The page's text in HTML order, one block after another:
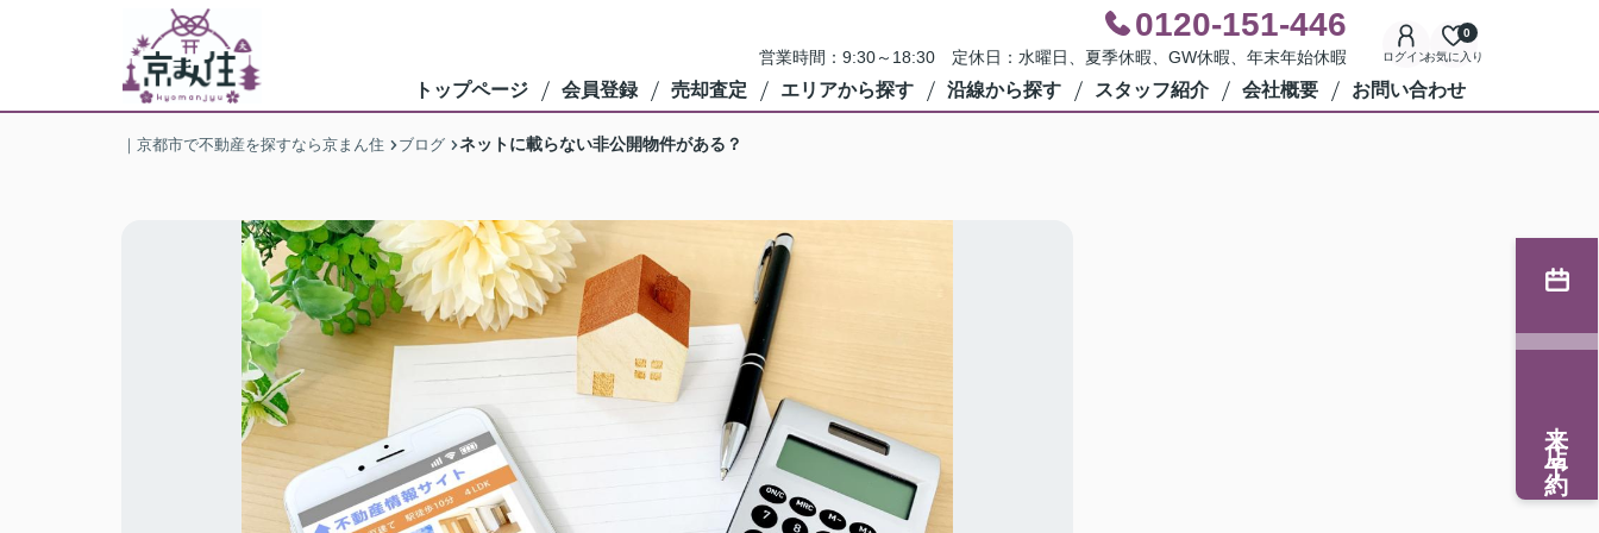
0120-151-446
営業時間：9:30～18:30 定休日：水曜日、夏季休暇、GW休暇、年末年始休暇 ログインお気に入り
0
トップページ 会員登録 売却査定 エリアから探す 沿線から探す スタッフ紹介 会社概要 お問い合わせ
｜京都市で不動産を探すなら京まん住 ブログ ネットに載らない非公開物件がある？
来店予約